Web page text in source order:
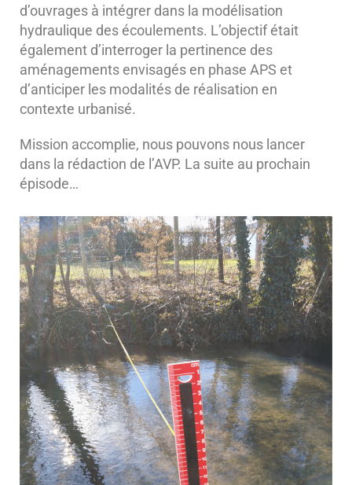
d’ouvrages à intégrer dans la modélisation
hydraulique des écoulements. L’objectif était
également d’interroger la pertinence des
aménagements envisagés en phase APS et
d’anticiper les modalités de réalisation en
contexte urbanisé.
Mission accomplie, nous pouvons nous lancer
dans la rédaction de l’AVP. La suite au prochain
épisode…